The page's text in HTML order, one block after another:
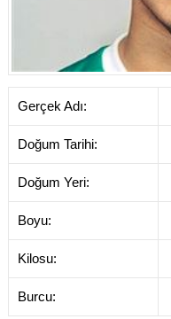
Gerçek Adı:
Doğum Tarihi:
Doğum Yeri:
Boyu:
Kilosu:
Burcu: